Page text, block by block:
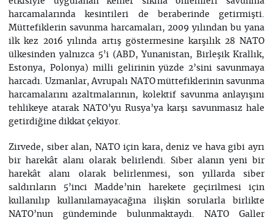
harcamalarında kesintileri de beraberinde getirmişti.
Müttefiklerin savunma harcamaları, 2009 yılından bu yana
ilk kez 2016 yılında artış göstermesine karşılık 28 NATO
ülkesinden yalnızca 5’i (ABD, Yunanistan, Birleşik Krallık,
Estonya, Polonya) milli gelirinin yüzde 2’sini savunmaya
harcadı. Uzmanlar, Avrupalı NATO müttefiklerinin savunma
harcamalarını azaltmalarının, kolektif savunma anlayışını
tehlikeye atarak NATO’yu Rusya’ya karşı savunmasız hale
getirdiğine dikkat çekiyor.
Zirvede, siber alan, NATO için kara, deniz ve hava gibi ayrı
bir harekât alanı olarak belirlendi. Siber alanın yeni bir
harekât alanı olarak belirlenmesi, son yıllarda siber
saldırıların 5’inci Madde’nin harekete geçirilmesi için
kullanılıp kullanılamayacağına ilişkin sorularla birlikte
NATO’nun gündeminde bulunmaktaydı. NATO Galler